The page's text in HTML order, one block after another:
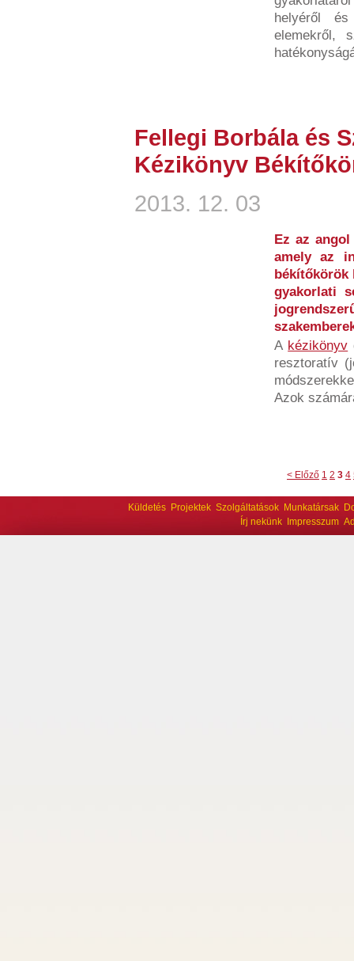
helyéről
elemekről,
Fellegi Borbála és
Kézikönyv
2013. 12. 03
Ez az
amely az
békítőkörök
gyakorlati
A kézikönyv
resztoratív
Azok
< Előző 1 2 3 4
Küldetés Projektek Szolgáltatások Munkatársak
Írj nekünk
Impresszum